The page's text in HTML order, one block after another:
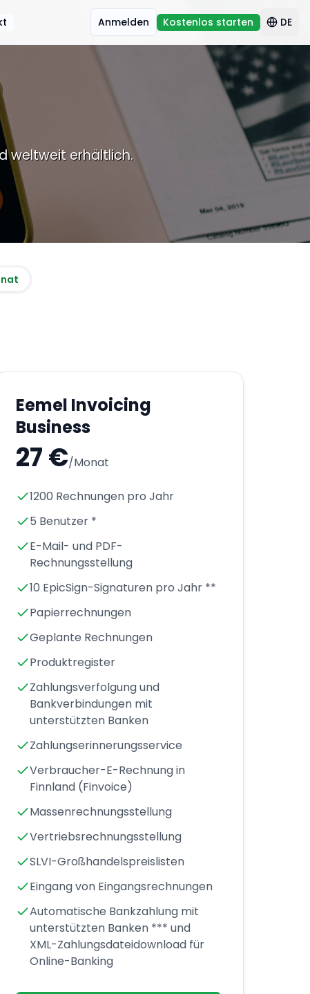
Anmelden Kostenlos starten DE
weltweit erhältlich.
Eemel Invoicing
Business
27 €/Monat
1200 Rechnungen pro Jahr
5 Benutzer *
E-Mail- und PDF-
Rechnungsstellung
10 EpicSign-Signaturen pro Jahr **
Papierrechnungen
Geplante Rechnungen
Produktregister
Zahlungsverfolgung und
Bankverbindungen mit
unterstützten Banken
Zahlungserinnerungsservice
Verbraucher-E-Rechnung in
Finnland (Finvoice)
Massenrechnungsstellung
Vertriebsrechnungsstellung
SLVI-Großhandelspreislisten
Eingang von Eingangsrechnungen
Automatische Bankzahlung mit
unterstützten Banken *** und
XML-Zahlungsdateidownload für
Online-Banking